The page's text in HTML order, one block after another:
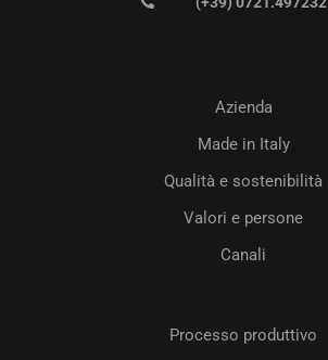
Azienda
Made in Italy
Qualità e sostenibilità
Valori e persone
Canali
Processo produttivo